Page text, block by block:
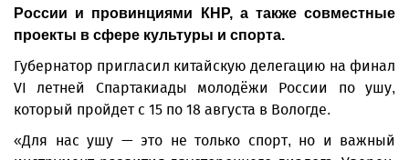
России и провинциями КНР, а также совместные
проекты в сфере культуры и спорта.
Губернатор пригласил китайскую делегацию на финал
VI летней Спартакиады молодёжи России по ушу,
который пройдет с 15 по 18 августа в Вологде.
«Для нас ушу — это не только спорт, но и важный